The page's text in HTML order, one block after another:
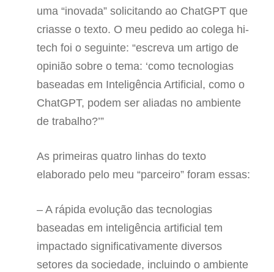
uma “inovada” solicitando ao ChatGPT que
criasse o texto. O meu pedido ao colega hi-
tech foi o seguinte: “escreva um artigo de
opinião sobre o tema: ‘como tecnologias
baseadas em Inteligência Artificial, como o
ChatGPT, podem ser aliadas no ambiente
de trabalho?’”
As primeiras quatro linhas do texto
elaborado pelo meu “parceiro” foram essas:
– A rápida evolução das tecnologias
baseadas em inteligência artificial tem
impactado significativamente diversos
setores da sociedade, incluindo o ambiente